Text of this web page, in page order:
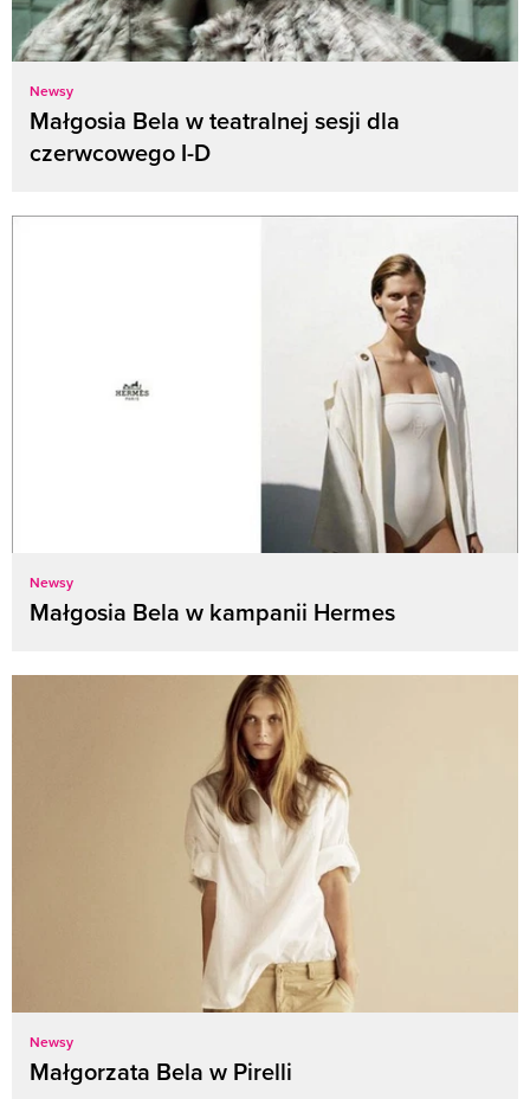
Newsy
Małgosia Bela w teatralnej sesji dla
czerwcowego I-D
Newsy
Małgosia Bela w kampanii Hermes
Newsy
Małgorzata Bela w Pirelli